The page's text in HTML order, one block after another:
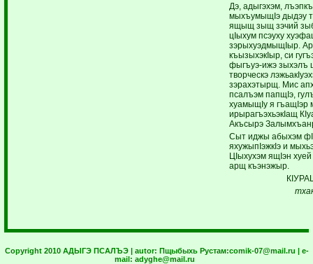
Дэ, адыгэхэм,
мыхъумыщIэ дыдэу
ящыщ зыщ зэчий
цIыхум псэуху
зэрыхуэдмыщIыр. Ар
къызыхэкIыр, си
фыгъуэ-ижэ зыхэлъ
творческэ
зэрахэтырщ. Мис
псалъэм папщIэ,
хуамыщIу я гъащIэр
ирырагъэхьэкIащ
Акъсырэ
Сыт иджы абыхэм
яхужыпIэжкIэ и
ЦIыхухэм ящIэн хуей
арщ къэнэжыр.
Copyright 2010 АДЫГЭ ПСАЛЪЭ | autor: Пщыбыхь Рустам:comik-07@mail.ru | e-
mail: adyghe@mail.ru